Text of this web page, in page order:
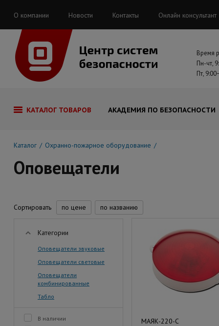
О компании Новости Контакты Онлайн консультант
Время
Пн-чт,
Пт,
КАТАЛОГ ТОВАРОВ АКАДЕМИЯ ПО БЕЗОПАСНОСТИ
Каталог Охранно-пожарное оборудование
Оповещатели
Сортировать по цене по названию
Категории
Оповещатели звуковые
Оповещатели световые
Оповещатели
комбинированные
Табло
В наличии
МАЯК-220-С